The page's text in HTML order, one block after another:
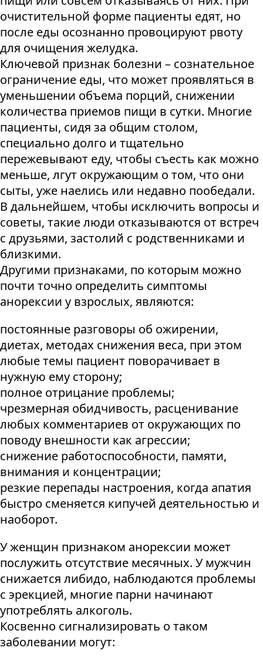
очистительной форме пациенты едят, но
после еды осознанно провоцируют рвоту
для очищения желудка.
Ключевой признак болезни – сознательное
ограничение еды, что может проявляться в
уменьшении объема порций, снижении
количества приемов пищи в сутки. Многие
пациенты, сидя за общим столом,
специально долго и тщательно
пережевывают еду, чтобы съесть как можно
меньше, лгут окружающим о том, что они
сыты, уже наелись или недавно пообедали.
В дальнейшем, чтобы исключить вопросы и
советы, такие люди отказываются от встреч
с друзьями, застолий с родственниками и
близкими.
Другими признаками, по которым можно
почти точно определить симптомы
анорексии у взрослых, являются:
постоянные разговоры об ожирении,
диетах, методах снижения веса, при этом
любые темы пациент поворачивает в
нужную ему сторону;
полное отрицание проблемы;
чрезмерная обидчивость, расценивание
любых комментариев от окружающих по
поводу внешности как агрессии;
снижение работоспособности, памяти,
внимания и концентрации;
резкие перепады настроения, когда апатия
быстро сменяется кипучей деятельностью и
наоборот.
У женщин признаком анорексии может
послужить отсутствие месячных. У мужчин
снижается либидо, наблюдаются проблемы
с эрекцией, многие парни начинают
употреблять алкоголь.
Косвенно сигнализировать о таком
заболевании могут: